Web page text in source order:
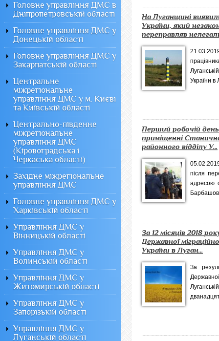
На Луганщині
України, який
переправляв
України в
Перший робочій
приміщенні
районного відділу У...
після
адресою
За 12 місяців 2018
Державної
України в Луган...
За
Головне управління ДМС в
Дніпропетровській області
Головне управління ДМС у
Донецькій області
Головне управління ДМС у
Закарпатській області
Центральне
міжрегіональне
управління ДМС у м. Києві
та Київській області
Центрально-південне
міжрегіональне
управління ДМС
(Кіровоградська і
Черкаська області)
Західне міжрегіональне
управління ДМС
Головне управління ДМС у
Харківській області
Управління ДМС у
Вінницькій області
Управління ДМС у
Волинській області
Управління ДМС у
Житомирській області
Управління ДМС у
Запорізькій області
Управління ДМС у
Луганській області